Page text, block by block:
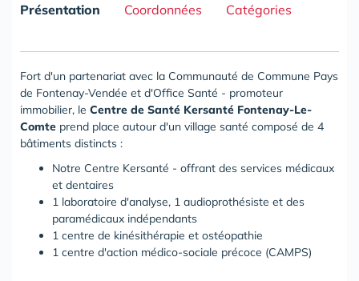
Présentation Coordonnées Catégories
Fort d'un partenariat avec la Communauté de Commune Pays
de Fontenay-Vendée et d'Office Santé - promoteur
immobilier, le Centre de Santé Kersanté Fontenay-Le-
Comte prend place autour d'un village santé composé de 4
bâtiments distincts :
Notre Centre Kersanté - offrant des services médicaux
et dentaires
1 laboratoire d'analyse, 1 audioprothésiste et des
paramédicaux indépendants
1 centre de kinésithérapie et ostéopathie
1 centre d'action médico-sociale précoce (CAMPS)